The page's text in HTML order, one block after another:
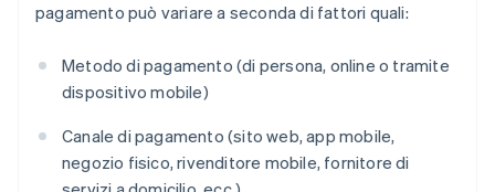
pagamento può variare a seconda di fattori quali:
Metodo di pagamento (di persona, online o tramite
dispositivo mobile)
Canale di pagamento (sito web, app mobile,
negozio fisico, rivenditore mobile, fornitore di